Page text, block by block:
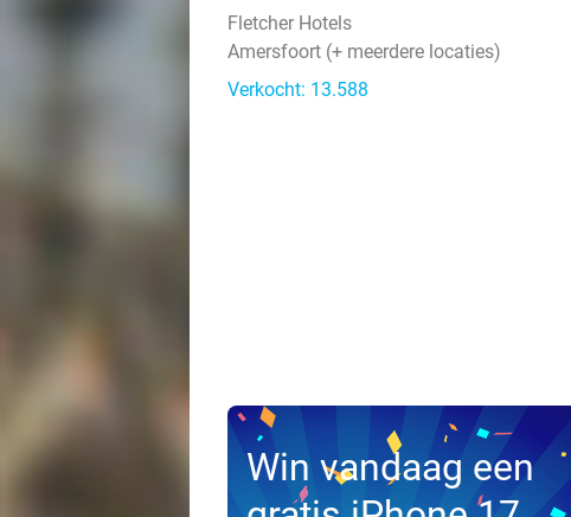
Fletcher Hotels
Amersfoort (+ meerdere locaties)
Verkocht: 13.588
Win vandaag een